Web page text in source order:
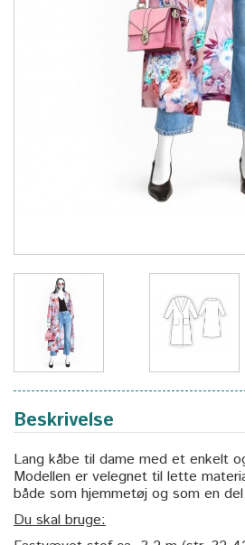
Beskrivelse
Lang kåbe til dame med et enkelt
Modellen er velegnet til lette
både som hjemmetøj og som en
Du skal bruge: